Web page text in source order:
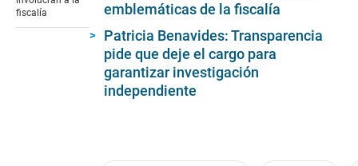
minutes,
fiscalía
emblemáticas de la fiscalía
Patricia Benavides: Transparencia
pide que deje el cargo para
garantizar investigación
independiente